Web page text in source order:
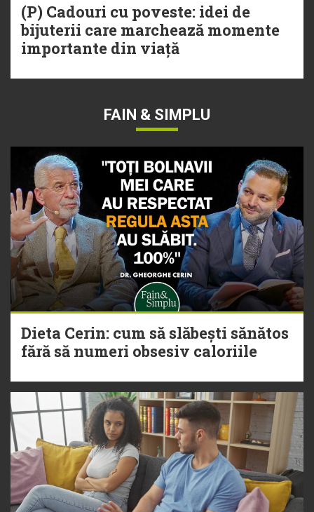
(P) Cadouri cu poveste: idei de
bijuterii care marchează momente
importante din viață
FAIN & SIMPLU
Dieta Cerin: cum să slăbești sănătos
fără să numeri obsesiv caloriile